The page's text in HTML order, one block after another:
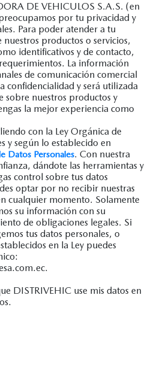
DE VEHICULOS S.A.S. (en
por tu privacidad y
Para poder atender a tu
productos o servicios,
identificativos y de contacto,
La información
de comunicación comercial
confidencialidad y será utilizada
nuestros productos y
la mejor experiencia como
con la Ley Orgánica de
y según lo establecido en
Datos Personales. Con nuestra
dándote las herramientas y
control sobre tus datos
optar por no recibir nuestras
cualquier momento. Solamente
su información con su
de obligaciones legales. Si
tus datos personales, o
en la Ley puedes
DISTRIVEHIC use mis datos en